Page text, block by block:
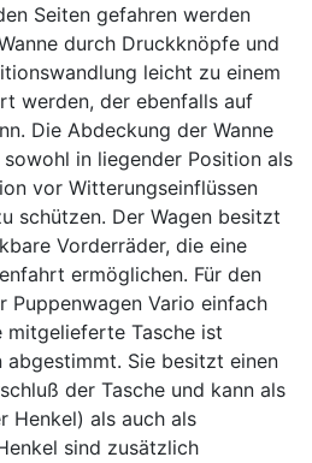
Seiten gefahren werden
durch Druckknöpfe und
leicht zu einem
werden, der ebenfalls auf
Die Abdeckung der Wanne
in liegender Position als
vor Witterungseinflüssen
schützen. Der Wagen besitzt
Vorderräder, die eine
ermöglichen. Für den
Puppenwagen Vario einfach
mitgelieferte Tasche ist
abgestimmt. Sie besitzt einen
der Tasche und kann als
Henkel) als auch als
sind zusätzlich